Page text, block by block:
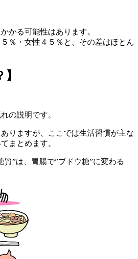
かる可能性はあります。
％・女性４５％と、その差はほとん
の説明です。
りますが、ここでは生活習慣が主な
まとめます。
質”は、胃腸で”ブドウ糖”に変わる